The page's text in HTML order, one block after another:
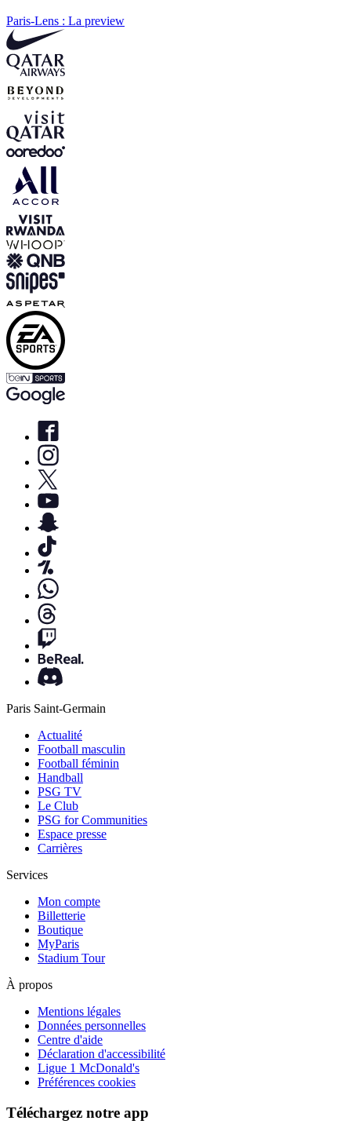
Paris-Lens : La preview
Paris Saint-Germain
Actualité
Football masculin
Football féminin
Handball
PSG TV
Le Club
PSG for Communities
Espace presse
Carrières
Services
Mon compte
Billetterie
Boutique
MyParis
Stadium Tour
À propos
Mentions légales
Données personnelles
Centre d'aide
Déclaration d'accessibilité
Ligue 1 McDonald's
Préférences cookies
Téléchargez notre app